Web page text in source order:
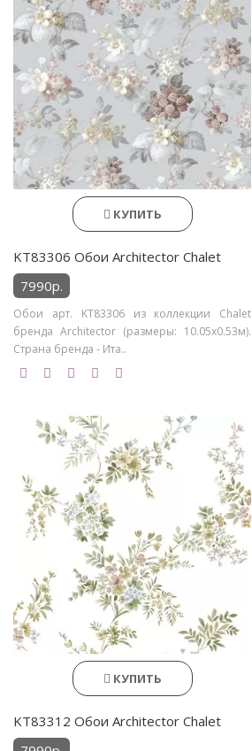
КУПИТЬ
KT83306 Обои Architector Chalet
7990р.
Обои арт. KT83306 из коллекции Chalet
бренда Architector (размеры: 10.05х0.53м).
Страна бренда - Ита..
КУПИТЬ
KT83312 Обои Architector Chalet